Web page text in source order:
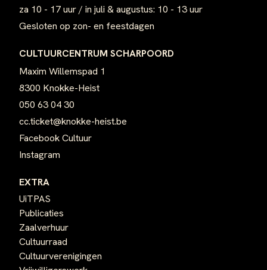
za 10 - 17 uur / in juli & augustus: 10 - 13 uur
Gesloten op zon- en feestdagen
CULTUURCENTRUM SCHARPOORD
Maxim Willemspad 1
8300 Knokke-Heist
050 63 04 30
cc.ticket@knokke-heist.be
Facebook Cultuur
Instagram
EXTRA
UiTPAS
Publicaties
Zaalverhuur
Cultuurraad
Cultuurverenigingen